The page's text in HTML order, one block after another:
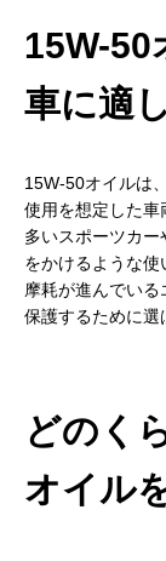
15W-50
車に適
15W-50オイルは
使用を想定した車
多いスポーツカ
をかけるような
摩耗が進んでいる
保護するために選
どのく
オイル